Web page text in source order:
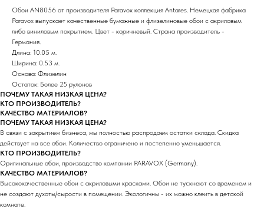
Обои AN8056 от производителя Paravox коллекция Antares. Немецкая фабрика
Paravox выпускает качественные бумажные и флизелиновые обои с акриловым
либо виниловым покрытием. Цвет - коричневый. Страна производитель -
Германия.
Длина: 10.05 м.
Ширина: 0.53 м.
Основа: Флизелин
Остаток: Более 25 рулонов
ПОЧЕМУ ТАКАЯ НИЗКАЯ ЦЕНА?
КТО ПРОИЗВОДИТЕЛЬ?
КАЧЕСТВО МАТЕРИАЛОВ?
ПОЧЕМУ ТАКАЯ НИЗКАЯ ЦЕНА?
В связи с закрытием бизнеса, мы полностью распродаем остатки склада. Скидка
действует на все обои. Количество ограничено и постепенно уменьшается.
КТО ПРОИЗВОДИТЕЛЬ?
Оригинальные обои, производство компании PARAVOX (Germany).
КАЧЕСТВО МАТЕРИАЛОВ?
Высококачественные обои с акриловыми красками. Обои не тускнеют со временем и
не создают духоты/сырости в помещении. Экологичны - их можно клеить в детской
комнате.